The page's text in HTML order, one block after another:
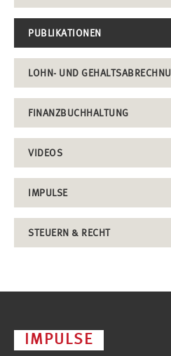
PUBLIKATIONEN
LOHN- UND
FINANZBUCHHALTUNG
VIDEOS
IMPULSE
STEUERN & RECHT
IMPULSE